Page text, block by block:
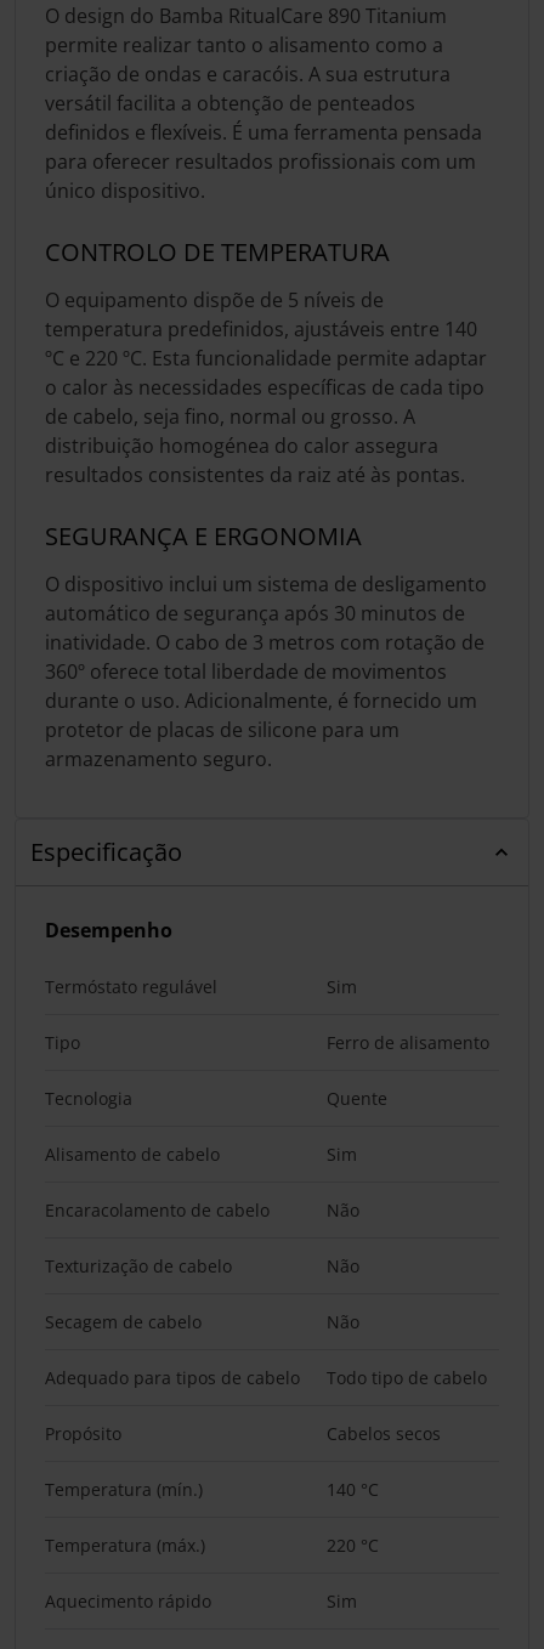
O design do Bamba RitualCare 890 Titanium
permite realizar tanto o alisamento como a
criação de ondas e caracóis. A sua estrutura
versátil facilita a obtenção de penteados
definidos e flexíveis. É uma ferramenta pensada
para oferecer resultados profissionais com um
único dispositivo.
CONTROLO DE TEMPERATURA
O equipamento dispõe de 5 níveis de
temperatura predefinidos, ajustáveis entre 140
ºC e 220 ºC. Esta funcionalidade permite adaptar
o calor às necessidades específicas de cada tipo
de cabelo, seja fino, normal ou grosso. A
distribuição homogénea do calor assegura
resultados consistentes da raiz até às pontas.
SEGURANÇA E ERGONOMIA
O dispositivo inclui um sistema de desligamento
automático de segurança após 30 minutos de
inatividade. O cabo de 3 metros com rotação de
360º oferece total liberdade de movimentos
durante o uso. Adicionalmente, é fornecido um
protetor de placas de silicone para um
armazenamento seguro.
Especificação
Desempenho
Termóstato regulável Sim
Tipo Ferro de alisamento
Tecnologia Quente
Alisamento de cabelo Sim
Encaracolamento de cabelo Não
Texturização de cabelo Não
Secagem de cabelo Não
Adequado para tipos de cabelo Todo tipo de cabelo
Propósito Cabelos secos
Temperatura (mín.) 140 °C
Temperatura (máx.) 220 °C
Aquecimento rápido Sim